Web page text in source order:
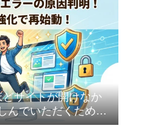
サイトが開けなか
んでいただくための